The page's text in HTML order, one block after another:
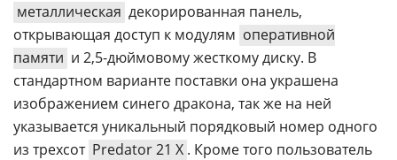
металлическая декорированная панель,
открывающая доступ к модулям оперативной
памяти и 2,5-дюймовому жесткому диску. В
стандартном варианте поставки она украшена
изображением синего дракона, так же на ней
указывается уникальный порядковый номер одного
из трехсот Predator 21 Х . Кроме того пользователь